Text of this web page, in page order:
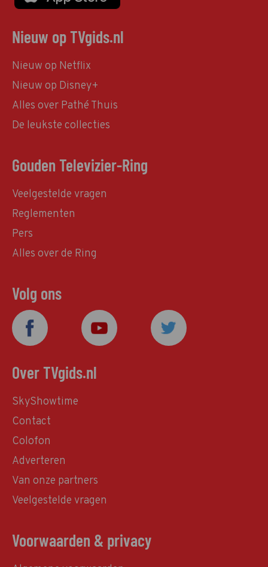
Nieuw op TVgids.nl
Nieuw op Netflix
Nieuw op Disney+
Alles over Pathé Thuis
De leukste collecties
Gouden Televizier-Ring
Veelgestelde vragen
Reglementen
Pers
Alles over de Ring
Volg ons
Over TVgids.nl
SkyShowtime
Contact
Colofon
Adverteren
Van onze partners
Veelgestelde vragen
Voorwaarden & privacy